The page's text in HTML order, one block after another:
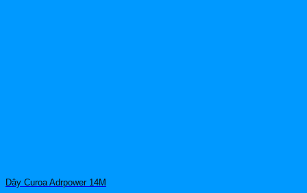
Dây Curoa Adrpower 14M